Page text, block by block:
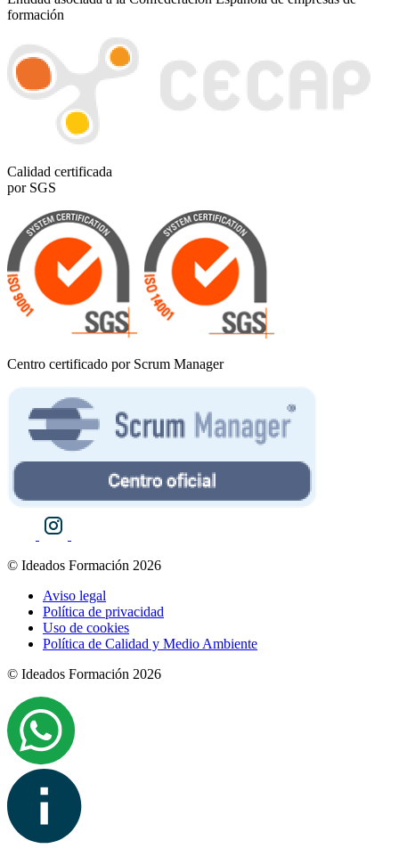
formación
Calidad certificada
por SGS
Centro certificado por Scrum Manager
© Ideados Formación 2026
Aviso legal
Política de privacidad
Uso de cookies
Política de Calidad y Medio Ambiente
© Ideados Formación 2026